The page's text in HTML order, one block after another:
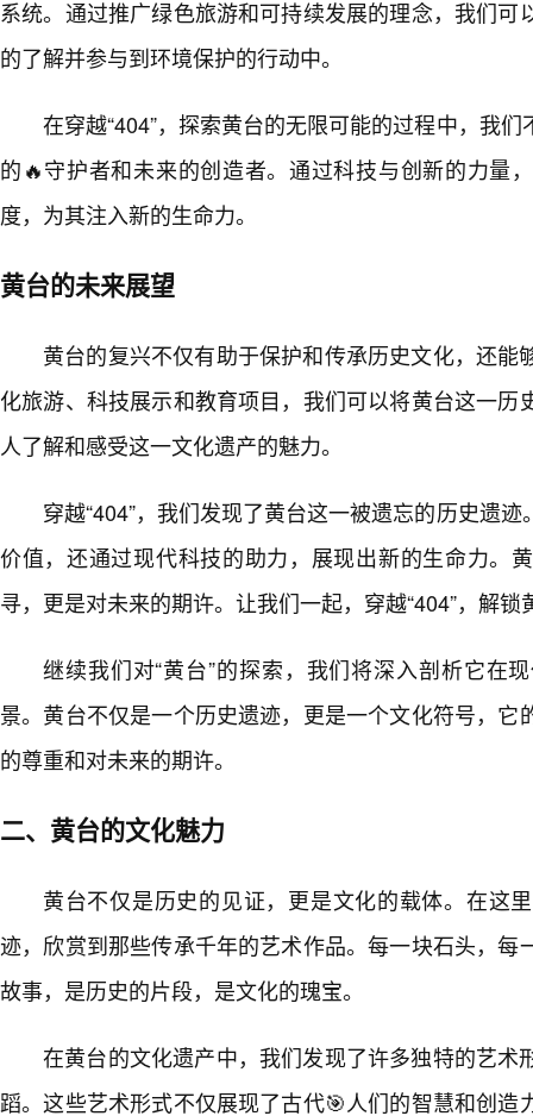
系统。通过推广绿色旅游和可持续发展的理念，我们可
的了解并参与到环境保护的行动中。
在穿越“404”，探索黄台的无限可能的过程中，我
的🔥守护者和未来的创造者。通过科技与创新的力量
度，为其注入新的生命力。
黄台的未来展望
黄台的复兴不仅有助于保护和传承历史文化，还能
化旅游、科技展示和教育项目，我们可以将黄台这一历
人了解和感受这一文化遗产的魅力。
穿越“404”，我们发现了黄台这一被遗忘的历史遗
价值，还通过现代科技的助力，展现出新的生命力。
寻，更是对未来的期许。让我们一起，穿越“404”，解锁
继续我们对“黄台”的探索，我们将深入剖析它在
景。黄台不仅是一个历史遗迹，更是一个文化符号，它
的尊重和对未来的期许。
二、黄台的文化魅力
黄台不仅是历史的见证，更是文化的载体。在这
迹，欣赏到那些传承千年的艺术作品。每一块石头，每
故事，是历史的片段，是文化的瑰宝。
在黄台的文化遗产中，我们发现了许多独特的艺术
蹈。这些艺术形式不仅展现了古代🎯人们的智慧和创造